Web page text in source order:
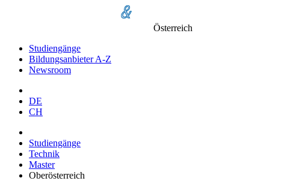
Österreich
Studiengänge
Bildungsanbieter A-Z
Newsroom
DE
CH
Studiengänge
Technik
Master
Oberösterreich